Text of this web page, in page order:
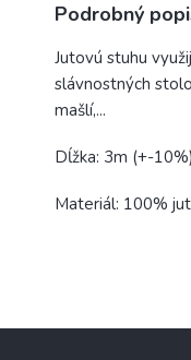
Podrobný
Jutovú stuhu
slávnostných
mašlí,...
Dĺžka: 3m (+-10%)
Materiál: 100%